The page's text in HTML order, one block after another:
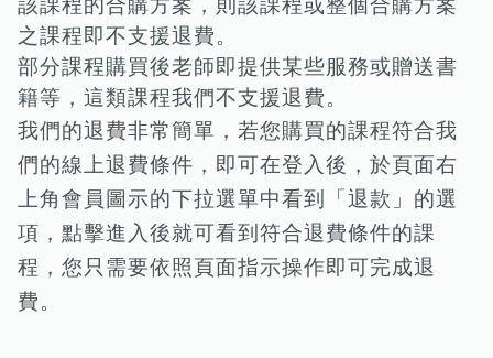
該課程的合購方案，則該課程或整個合購方案
之課程即不支援退費。
部分課程購買後老師即提供某些服務或贈送書
籍等，這類課程我們不支援退費。
我們的退費非常簡單，若您購買的課程符合我
們的線上退費條件，即可在登入後，於頁面右
上角會員圖示的下拉選單中看到「退款」的選
項，點擊進入後就可看到符合退費條件的課
程，您只需要依照頁面指示操作即可完成退
費。